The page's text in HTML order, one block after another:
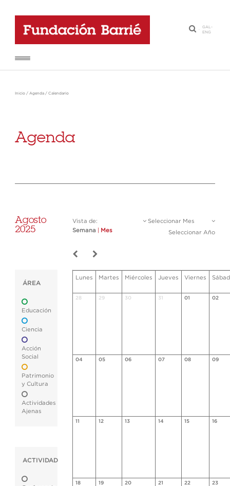
·
GAL-
ENG
Inicio / Agenda / Calendario
Agenda
Agosto
2025
Vista de:
Semana
Mes
Seleccionar Mes
Seleccionar Año
ÁREA
Educación
Ciencia
Acción
Social
Patrimonio
y Cultura
Actividades
Ajenas
ACTIVIDAD
Lunes Martes Miércoles Jueves Viernes
28 29 30 31 01 02
04 05 06 07 08 09
11 12 13 14 15 16
18 19 20 21 22 23